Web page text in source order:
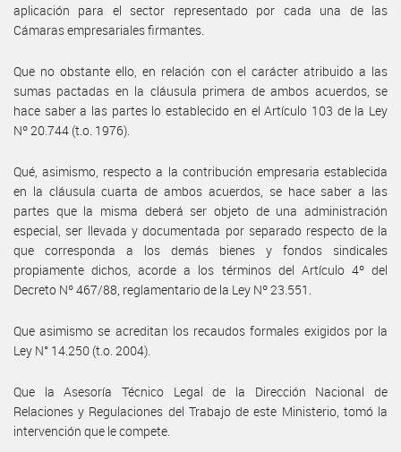
aplicación para el sector representado por cada una de las
Cámaras empresariales firmantes.
Que no obstante ello, en relación con el carácter atribuido a las
sumas pactadas en la cláusula primera de ambos acuerdos, se
hace saber a las partes lo establecido en el Artículo 103 de la Ley
Nº 20.744 (t.o. 1976).
Qué, asimismo, respecto a la contribución empresaria establecida
en la cláusula cuarta de ambos acuerdos, se hace saber a las
partes que la misma deberá ser objeto de una administración
especial, ser llevada y documentada por separado respecto de la
que corresponda a los demás bienes y fondos sindicales
propiamente dichos, acorde a los términos del Artículo 4º del
Decreto Nº 467/88, reglamentario de la Ley Nº 23.551.
Que asimismo se acreditan los recaudos formales exigidos por la
Ley N° 14.250 (t.o. 2004).
Que la Asesoría Técnico Legal de la Dirección Nacional de
Relaciones y Regulaciones del Trabajo de este Ministerio, tomó la
intervención que le compete.